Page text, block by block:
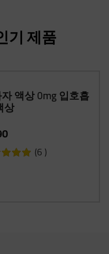
기 제품
액상 0mg 입호흡
상
6